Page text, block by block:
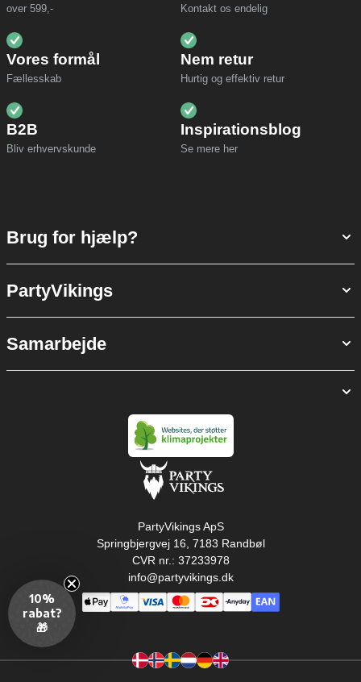
over 599,- Kontakt os endelig
Vores formål
Fællesskab
Nem retur
Hurtig og effektiv retur
B2B
Bliv erhvervskunde
Inspirationsblog
Se mere her
Brug for hjælp?
PartyVikings
Samarbejde
PartyVikings ApS
Springbjergvej 16, 7183 Randbøl
CVR nr.: 37233978
info@partyvikings.dk
10%
rabat?
🎁